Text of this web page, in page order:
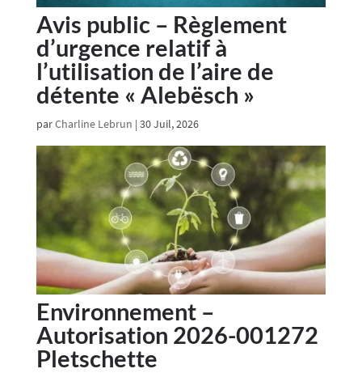
Avis public – Règlement
d’urgence relatif à
l’utilisation de l’aire de
détente « Alebësch »
parCharline Lebrun | 30 Juil, 2026
Environnement –
Autorisation 2026-001272
Pletschette